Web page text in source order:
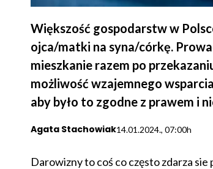
Większość gospodarstw w
ojca/matki na syna/córkę.
mieszkanie razem po
możliwość wzajemnego
aby było to zgodne z prawem i
Agata Stachowiak14.01.2024., 07:00h
Darowizny to coś co często zdarza sie